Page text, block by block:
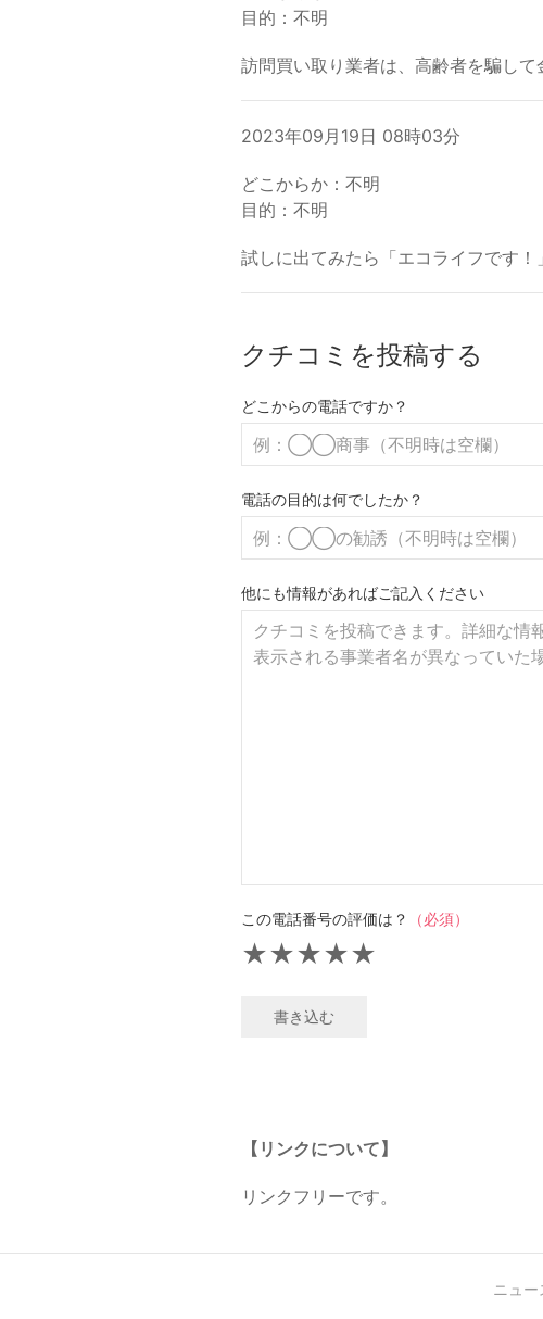
目的：不明
訪問買い取り業者は、高齢者を騙し
2023年09月19日 08時03分
どこからか：不明
目的：不明
試しに出てみたら「エコライフです
クチコミを投稿する
どこからの電話ですか？
電話の目的は何でしたか？
他にも情報があればご記入ください
この電話番号の評価は？ （必須）
★
★
★
★
★
書き込む
【リンクについて】
リンクフリーです。
ニュー